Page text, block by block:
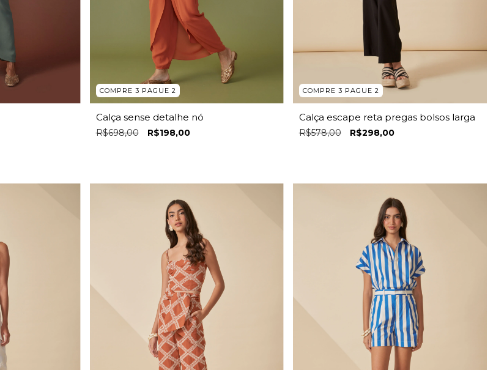
COMPRE 3 PAGUE 2
Calça sense detalhe nó
R$698,00 R$198,00
COMPRE 3 PAGUE 2
Calça escape reta pregas bolsos larga
R$578,00 R$298,00